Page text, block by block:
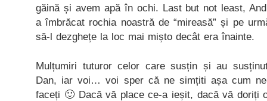
găină și avem apă în ochi. Last but not least,
a îmbrăcat rochia noastră de “mireasă” și pe
să-l dezghețe la loc mai mișto decât era înainte.
Mulțumiri tuturor celor care susțin și au
Dan, iar voi… voi sper că ne simțiti așa cum
faceți 🙂 Dacă vă place ce-a ieșit, dacă vă doriți